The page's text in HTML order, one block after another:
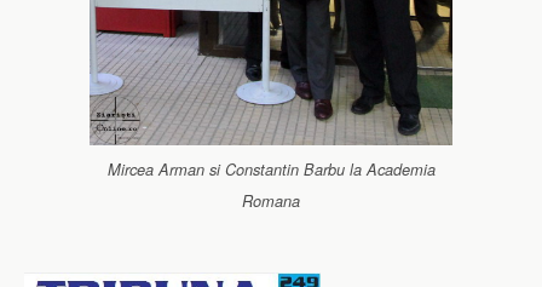
Mircea Arman si Constantin Barbu la Academia
Romana